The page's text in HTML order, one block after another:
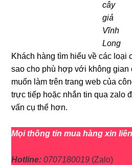
cây
giả
Vĩnh
Long
Khách hàng tìm hiểu về các loại
sao cho phù hợp với không gian
muốn làm trên trang web của
trực tiếp hoặc nhắn tin qua zalo
vấn cụ thể hơn.
Mọi thông tin mua hàng xin
Hotline:0707180019 (Zalo)